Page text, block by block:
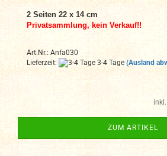
2 Seiten 22 x 14 cm
Privatsammlung, kein Verkauf!!
Art.Nr.: Anfa030
Lieferzeit:
3-4 Tage (Ausland
ZUM ARTIKEL